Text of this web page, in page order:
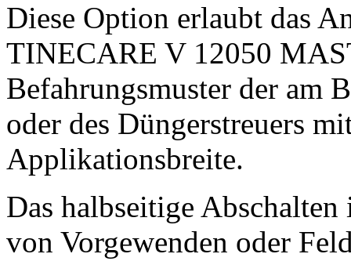
Diese Option erlaubt das
TINECARE V 12050
Befahrungsmuster der am
oder des Düngerstreuers
Applikationsbreite.
Das halbseitige
von Vorgewenden oder